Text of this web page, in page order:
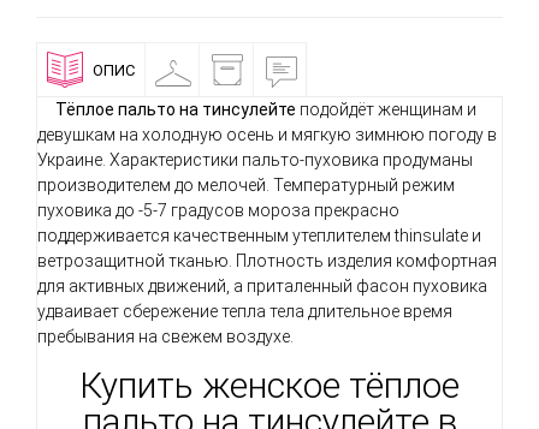
ОПИС ПРИМІРОЧНАДОСТАВКА
ОПЛАТА
Тёплое пальто на тинсулейте подойдёт женщинам и
девушкам на холодную осень и мягкую зимнюю погоду в
Украине. Характеристики пальто-пуховика продуманы
производителем до мелочей. Температурный режим
пуховика до -5-7 градусов мороза прекрасно
поддерживается качественным утеплителем thinsulate и
ветрозащитной тканью. Плотность изделия комфортная
для активных движений, а приталенный фасон пуховика
удваивает сбережение тепла тела длительное время
пребывания на свежем воздухе.
Купить женское тёплое